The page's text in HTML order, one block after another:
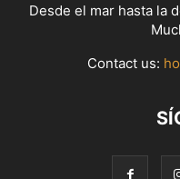
Desde el mar hasta la
Contact us: